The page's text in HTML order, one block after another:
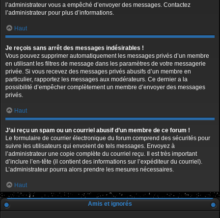
l’administrateur vous a empêché d’envoyer des messages. Contactez
l’administrateur pour plus d’informations.
Haut
Je reçois sans arrêt des messages indésirables !
Vous pouvez supprimer automatiquement les messages privés d’un membre
en utilisant les filtres de message dans les paramètres de votre messagerie
privée. Si vous recevez des messages privés abusifs d’un membre en
particulier, rapportez les messages aux modérateurs. Ce dernier a la
possibilité d’empêcher complètement un membre d’envoyer des messages
privés.
Haut
J’ai reçu un spam ou un courriel abusif d’un membre de ce forum !
Le formulaire de courrier électronique du forum comprend des sécurités pour
suivre les utilisateurs qui envoient de tels messages. Envoyez à
l’administrateur une copie complète du courriel reçu. Il est très important
d’inclure l’en-tête (il contient des informations sur l’expéditeur du courriel).
L’administrateur pourra alors prendre les mesures nécessaires.
Haut
Amis et ignorés